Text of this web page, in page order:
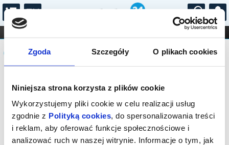
Zgoda Szczegóły O plikach cookies
Niniejsza strona korzysta z plików cookie
Wykorzystujemy pliki cookie w celu realizacji usług
zgodnie z Polityką cookies, do spersonalizowania treści
i reklam, aby oferować funkcje społecznościowe i
analizować ruch w naszej witrynie. Informacje o tym, jak
...
FILHARMONIA OPERA I BALET
STAND-UP
DLA DZIECI
Komunikat
Sprzedaż on-line została zakończona,
sprawdź dostępność biletów w kasie.